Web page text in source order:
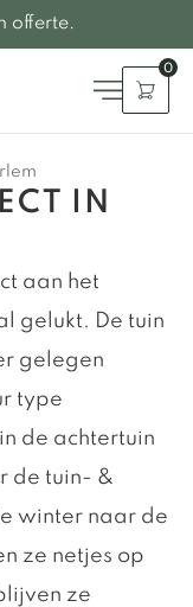
offerte.
0
IN
aan het
gelukt. De tuin
gelegen
type
de achtertuin
de tuin- &
winter naar de
ze netjes op
ze